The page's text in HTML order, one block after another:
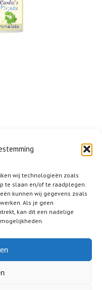
wij technologieën zoals
te slaan en/of te raadplegen.
kunnen wij gegevens zoals
Als je geen
kan dit een nadelige
not miss.